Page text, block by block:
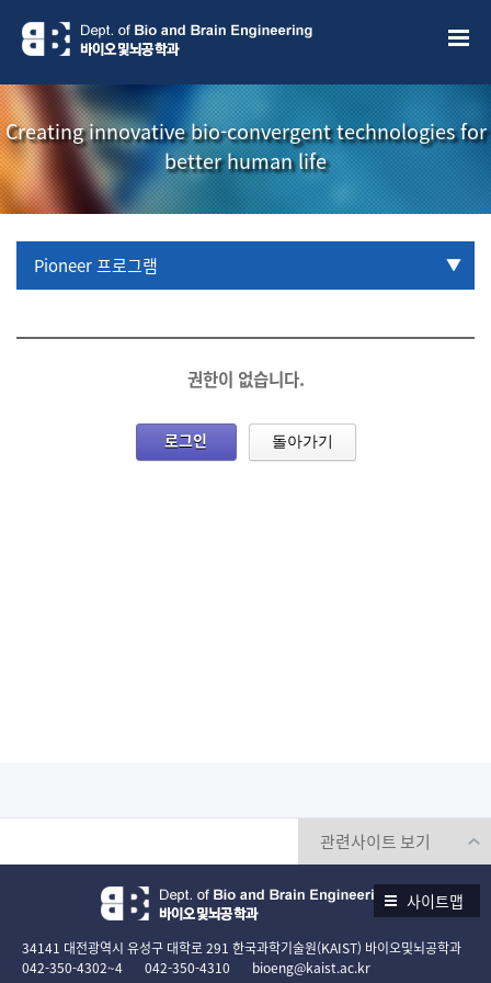
Creating innovative bio-convergent technologies for
better human life
Pioneer 프로그램
권한이 없습니다.
로그인 돌아가기
사이트맵
34141 대전광역시 유성구 대학로 291 한국과학기술원(KAIST) 바이오및뇌공학과
042-350-4302~4
042-350-4310 bioeng@kaist.ac.kr